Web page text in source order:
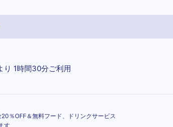
り 1時間30分ご利用
％OFF＆無料フード、ドリンクサービス
す